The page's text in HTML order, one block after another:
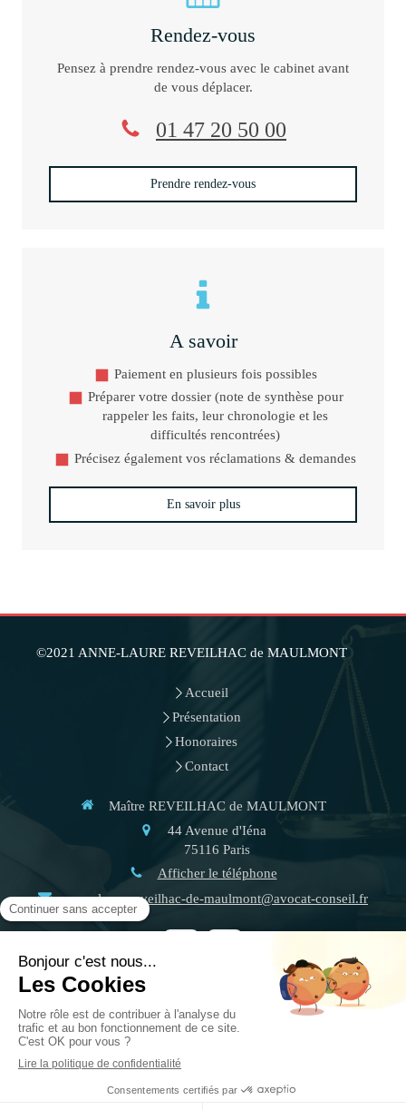
Rendez-vous
Pensez à prendre rendez-vous avec le cabinet avant
de vous déplacer.
01 47 20 50 00
Prendre rendez-vous
A savoir
Paiement en plusieurs fois possibles
Préparer votre dossier (note de synthèse pour
rappeler les faits, leur chronologie et les
difficultés rencontrées)
Précisez également vos réclamations & demandes
En savoir plus
©2021 ANNE-LAURE REVEILHAC de MAULMONT
Accueil
Présentation
Honoraires
Contact
Maître REVEILHAC de MAULMONT
44 Avenue d'Iéna
75116 Paris
Afficher le téléphone
anne-laure.reveilhac-de-maulmont@avocat-conseil.fr
Mentions légales
Création et référencement du site par Simplébo
PRAEFERENTIA